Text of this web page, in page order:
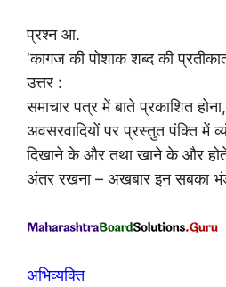
प्रश्न आ.
‘कागज की पोशाक शब्द की
उत्तर :
समाचार पत्र में बाते प्रकाशित
अवसरवादियों पर प्रस्तुत पंक्ति में
दिखाने के और तथा खाने के और
अंतर रखना – अखबार इन सबका
अभिव्यक्ति